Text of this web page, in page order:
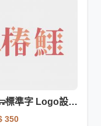
【🐑標準字 Logo設計🐑】
350